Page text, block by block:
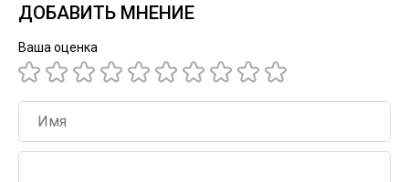
ДОБАВИТЬ МНЕНИЕ
Ваша оценка